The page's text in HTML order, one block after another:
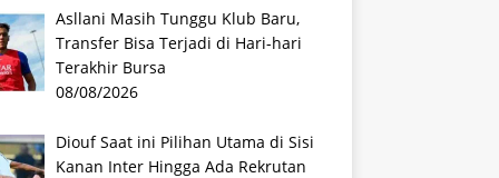
Asllani Masih Tunggu Klub Baru,
Transfer Bisa Terjadi di Hari-hari
Terakhir Bursa
08/08/2026
Diouf Saat ini Pilihan Utama di Sisi
Kanan Inter Hingga Ada Rekrutan